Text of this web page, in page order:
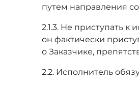
путем направления
2.1.3. Не приступать
он фактически
о Заказчике,
2.2. Исполнитель